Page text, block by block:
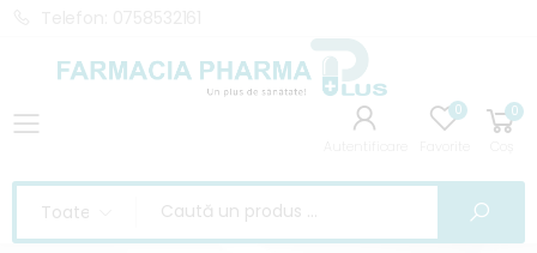
Toggle mobile menu
0 0
Caută